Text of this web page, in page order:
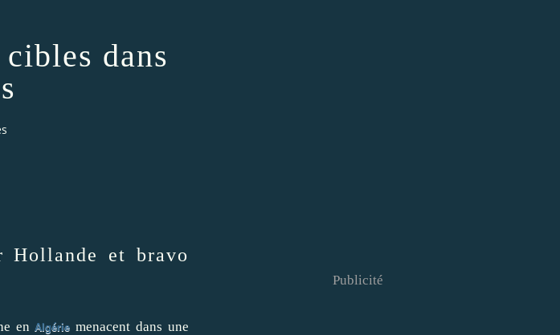
dans
et bravo
en Algérie menacent dans une
Publicité